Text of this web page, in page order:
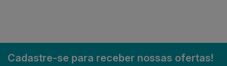
Cadastre-se para receber nossas ofertas!